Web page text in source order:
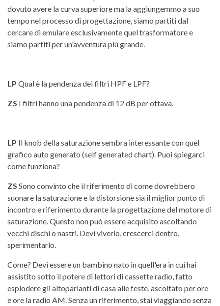
dovuto avere la curva superiore ma la aggiungemmo a suo
tempo nel processo di progettazione, siamo partiti dal
cercare di emulare esclusivamente quel trasformatore e
siamo partiti per un'avventura più grande.
LP Qual è la pendenza dei filtri HPF e LPF?
ZS I filtri hanno una pendenza di 12 dB per ottava.
LP Il knob della saturazione sembra interessante con quel
grafico auto generato (self generated chart). Puoi spiegarci
come funziona?
ZS Sono convinto che il riferimento di come dovrebbero
suonare la saturazione e la distorsione sia il miglior punto di
incontro e riferimento durante la progettazione del motore di
saturazione. Questo non può essere acquisito ascoltando
vecchi dischi o nastri. Devi viverlo, crescerci dentro,
sperimentarlo.
Come? Devi essere un bambino nato in quell'era in cui hai
assistito sotto il potere di lettori di cassette radio, fatto
esplodere gli altoparlanti di casa alle feste, ascoltato per ore
e ore la radio AM. Senza un riferimento, stai viaggiando senza